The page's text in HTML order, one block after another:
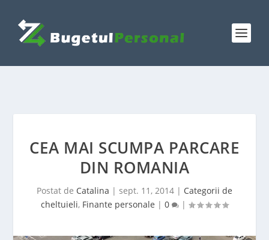
CEA MAI SCUMPA PARCARE
DIN ROMANIA
Postat de Catalina | sept. 11, 2014 | Categorii de
cheltuieli, Finante personale | 0 |